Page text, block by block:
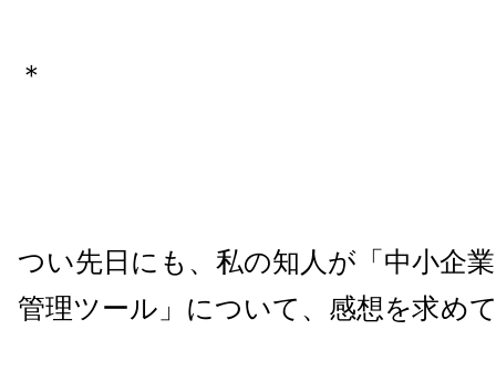
＊
つい先日にも、私の知人が「中小企
管理ツール」について、感想を求め